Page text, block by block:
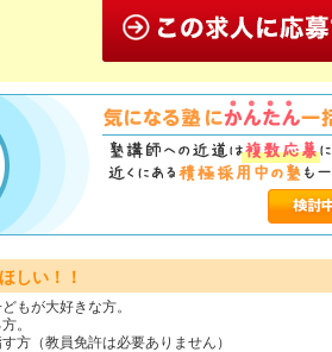
しい！！
もが大好きな方。
。
方（教員免許は必要ありません）